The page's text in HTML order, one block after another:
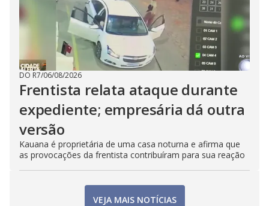
DO R7/06/08/2026
Frentista relata ataque durante
expediente; empresária dá outra
versão
Kauana é proprietária de uma casa noturna e afirma que
as provocações da frentista contribuíram para sua reação
VEJA MAIS NOTÍCIAS